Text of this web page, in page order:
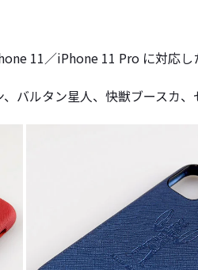
11／iPhone 11 Pro に対応し
バルタン星人、快獣ブースカ